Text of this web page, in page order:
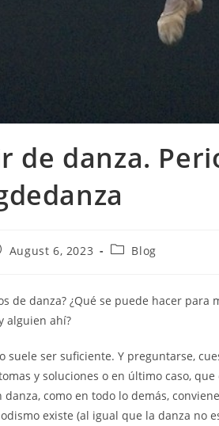
de danza.
August 6, 2023
PostBlog
de danza? ¿Qué se puede hacer
alguien ahí?
suele ser suficiente. Y preguntarse,
y soluciones o en último caso,
danza, como en todo lo demás,
existe (al igual que la danza no